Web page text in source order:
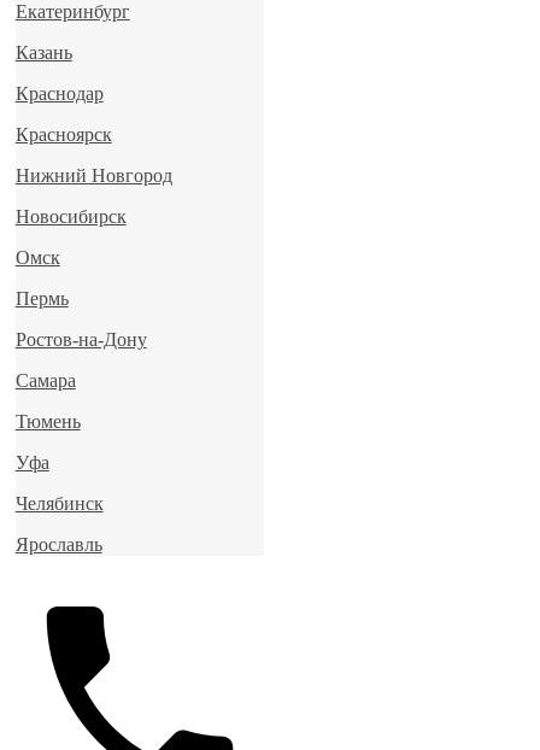
Екатеринбург
Казань
Краснодар
Красноярск
Нижний Новгород
Новосибирск
Омск
Пермь
Ростов-на-Дону
Самара
Тюмень
Уфа
Челябинск
Ярославль